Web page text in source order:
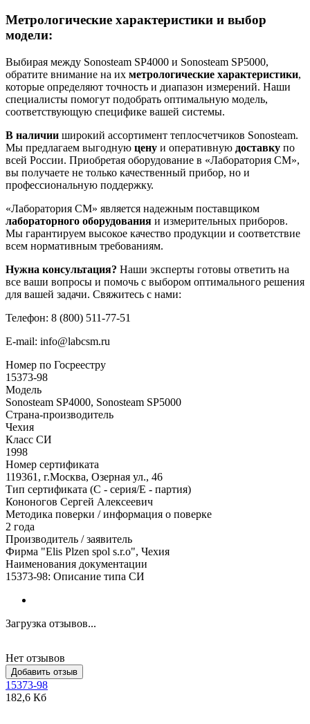
Метрологические характеристики и выбор
модели:
Выбирая между Sonosteam SP4000 и Sonosteam SP5000,
обратите внимание на их метрологические характеристики,
которые определяют точность и диапазон измерений. Наши
специалисты помогут подобрать оптимальную модель,
соответствующую специфике вашей системы.
В наличии широкий ассортимент теплосчетчиков Sonosteam.
Мы предлагаем выгодную цену и оперативную доставку по
всей России. Приобретая оборудование в «Лаборатория СМ»,
вы получаете не только качественный прибор, но и
профессиональную поддержку.
«Лаборатория СМ» является надежным поставщиком
лабораторного оборудования и измерительных приборов.
Мы гарантируем высокое качество продукции и соответствие
всем нормативным требованиям.
Нужна консультация? Наши эксперты готовы ответить на
все ваши вопросы и помочь с выбором оптимального решения
для вашей задачи. Свяжитесь с нами:
Телефон: 8 (800) 511-77-51
E-mail: info@labcsm.ru
Номер по Госреестру
15373-98
Модель
Sonosteam SP4000, Sonosteam SP5000
Страна-производитель
Чехия
Класс СИ
1998
Номер сертификата
119361, г.Москва, Озерная ул., 46
Тип сертификата (C - серия/E - партия)
Кононогов Сергей Алексеевич
Методика поверки / информация о поверке
2 года
Производитель / заявитель
Фирма "Elis Plzen spol s.r.o", Чехия
Наименования документации
15373-98: Описание типа СИ
Загрузка отзывов...
Нет отзывов
Добавить отзыв
15373-98
182,6 Кб